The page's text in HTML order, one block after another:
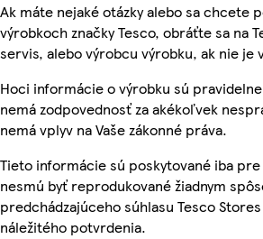
Ak máte nejaké otázky alebo sa chcete
výrobkoch značky Tesco, obráťte sa na
servis, alebo výrobcu výrobku, ak nie je
Hoci informácie o výrobku sú
nemá zodpovednosť za akékoľvek
nemá vplyv na Vaše zákonné práva.
Tieto informácie sú poskytované iba
nesmú byť reprodukované žiadnym
predchádzajúceho súhlasu Tesco
náležitého potvrdenia.